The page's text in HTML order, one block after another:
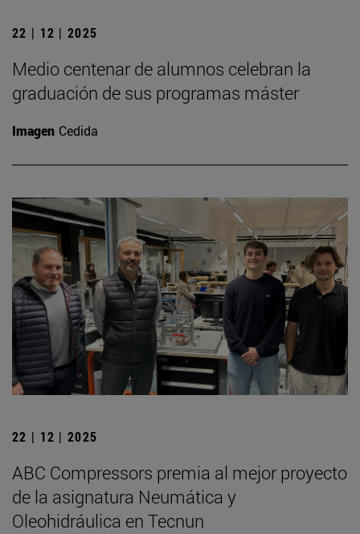
22 | 12 | 2025
Medio centenar de alumnos celebran la
graduación de sus programas máster
Imagen Cedida
22 | 12 | 2025
ABC Compressors premia al mejor proyecto
de la asignatura Neumática y
Oleohidráulica en Tecnun